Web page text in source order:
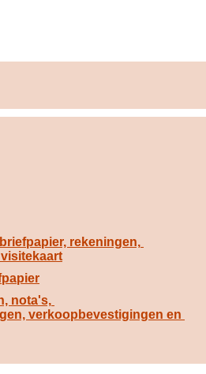
rekeningen,
nota's,
verkoopbevestigingen en